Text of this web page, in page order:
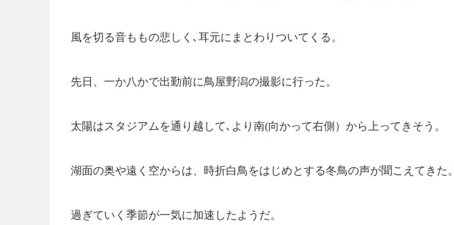
風を切る音ももの悲しく､耳元にまとわりついてくる。
先日、一か八かで出勤前に鳥屋野潟の撮影に行った。
太陽はスタジアムを通り越して､より南(向かって右側）から上ってきそう。
湖面の奥や遠く空からは、時折白鳥をはじめとする冬鳥の声が聞こえてきた。
過ぎていく季節が一気に加速したようだ。